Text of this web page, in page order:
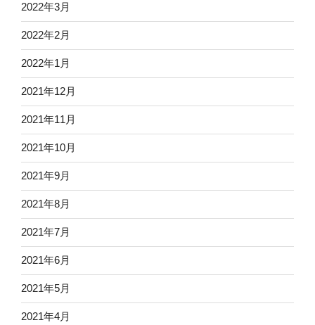
2022年3月
2022年2月
2022年1月
2021年12月
2021年11月
2021年10月
2021年9月
2021年8月
2021年7月
2021年6月
2021年5月
2021年4月